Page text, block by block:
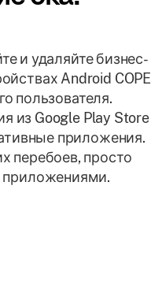
и удаляйте бизнес-
Android COPE
пользователя.
из Google Play Store
приложения.
перебоев, просто
приложениями.